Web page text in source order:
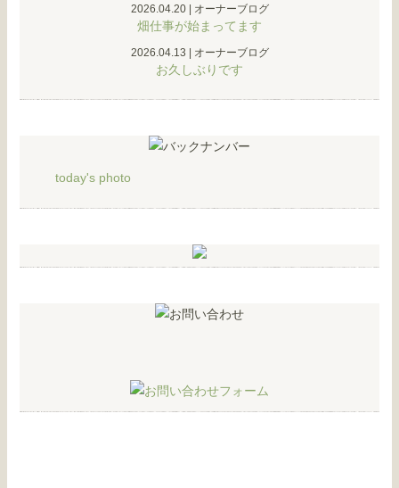
2026.04.20| オーナーブログ
畑仕事が始まってます
2026.04.13 オーナーブログ
お久しぶりです
today's photo